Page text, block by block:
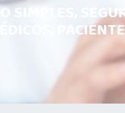
SIMPLES,